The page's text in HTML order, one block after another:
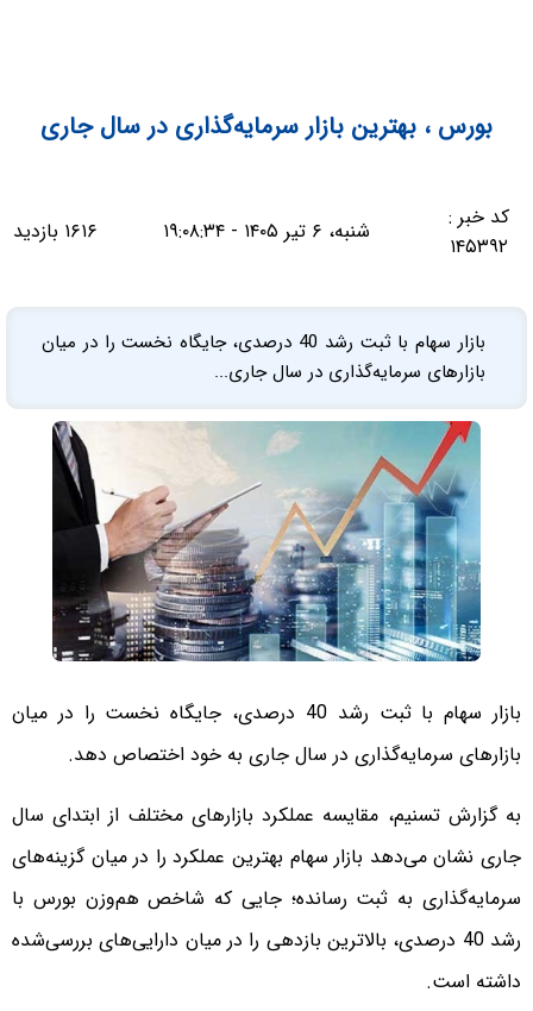
بورس ، بهترین بازار سرمایه‌گذاری در سال جاری
کد خبر :
۱۴۵۳۹۲
شنبه، ۶ تیر ۱۴۰۵ - ۱۹:۰۸:۳۴ ۱۶۱۶ بازدید
بازار سهام با ثبت رشد 40 درصدی، جایگاه نخست را در میان
بازارهای سرمایه‌گذاری در سال جاری...
بازار سهام با ثبت رشد 40 درصدی، جایگاه نخست را در میان
بازارهای سرمایه‌گذاری در سال جاری به خود اختصاص دهد.
به گزارش تسنیم، مقایسه عملکرد بازارهای مختلف از ابتدای سال
جاری نشان می‌دهد بازار سهام بهترین عملکرد را در میان گزینه‌های
سرمایه‌گذاری به ثبت رسانده؛ جایی که شاخص هم‌وزن بورس با
رشد 40 درصدی، بالاترین بازدهی را در میان دارایی‌های بررسی‌شده
داشته است.